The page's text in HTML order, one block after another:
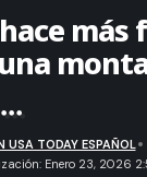
Enero 23, 2026
USA TODAY ESPAÑOL